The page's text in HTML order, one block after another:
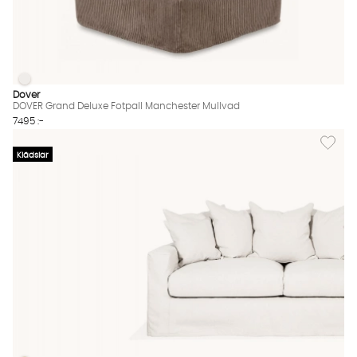
DOVER Grand Deluxe Fotpall Manchester Mullvad Finns även
DOVER Grand Deluxe Fotpall Manchester Mullvad
Dover
DOVER Grand Deluxe Fotpall Manchester Mullvad
7495 :-
Klädslar
Lägg